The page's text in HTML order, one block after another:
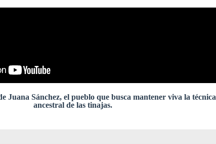
Juana Sánchez, el pueblo que busca mantener viva la técnica
ancestral de las tinajas.